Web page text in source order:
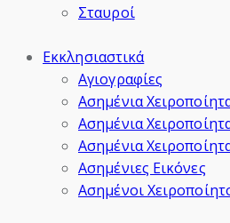
Σταυροί
Εκκλησιαστικά
Αγιογραφίες
Ασημένια
Ασημένια
Ασημένια
Ασημένιες Εικόνες
Ασημένοι